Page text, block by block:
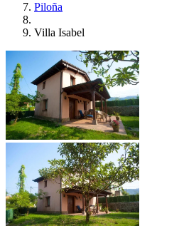
Piloña
Villa Isabel